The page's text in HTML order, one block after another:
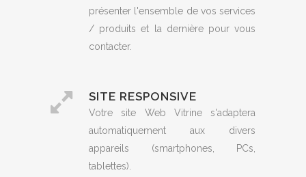
présenter l'ensemble de vos services
/ produits et la dernière pour vous
contacter.
SITE RESPONSIVE
Votre site Web Vitrine s'adaptera
automatiquement aux divers
appareils (smartphones, PCs,
tablettes).